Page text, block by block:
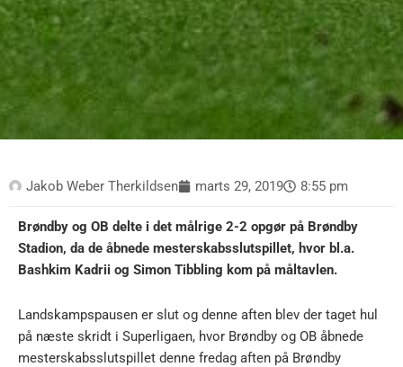
Jakob Weber Therkildsen marts 29, 2019 8:55 pm
Brøndby og OB delte i det målrige 2-2 opgør på Brøndby
Stadion, da de åbnede mesterskabsslutspillet, hvor bl.a.
Bashkim Kadrii og Simon Tibbling kom på måltavlen.
Landskampspausen er slut og denne aften blev der taget hul
på næste skridt i Superligaen, hvor Brøndby og OB åbnede
mesterskabsslutspillet denne fredag aften på Brøndby